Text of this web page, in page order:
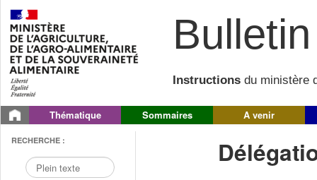
Instructions du ministère
Thématique Sommaires A venir
RECHERCHE :